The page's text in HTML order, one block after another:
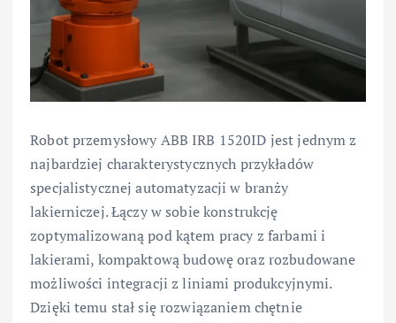
Robot przemysłowy ABB IRB 1520ID jest jednym z
najbardziej charakterystycznych przykładów
specjalistycznej automatyzacji w branży
lakierniczej. Łączy w sobie konstrukcję
zoptymalizowaną pod kątem pracy z farbami i
lakierami, kompaktową budowę oraz rozbudowane
możliwości integracji z liniami produkcyjnymi.
Dzięki temu stał się rozwiązaniem chętnie